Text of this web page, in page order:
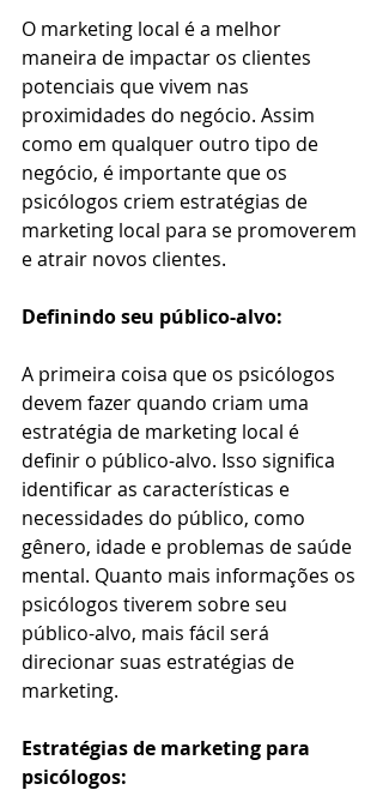
O marketing local é a melhor
maneira de impactar os clientes
potenciais que vivem nas
proximidades do negócio. Assim
como em qualquer outro tipo de
negócio, é importante que os
psicólogos criem estratégias de
marketing local para se promoverem
e atrair novos clientes.
Definindo seu público-alvo:
A primeira coisa que os psicólogos
devem fazer quando criam uma
estratégia de marketing local é
definir o público-alvo. Isso significa
identificar as características e
necessidades do público, como
gênero, idade e problemas de saúde
mental. Quanto mais informações os
psicólogos tiverem sobre seu
público-alvo, mais fácil será
direcionar suas estratégias de
marketing.
Estratégias de marketing para
psicólogos: